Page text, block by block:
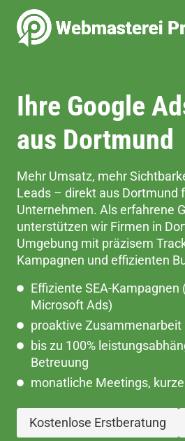
Inhalt
springen
Ihre Google
aus Dortmund
Mehr Umsatz, mehr
Leads – direkt aus Dortmund
Unternehmen. Als erfahrene
unterstützen wir Firmen in
Umgebung mit präzisem
Kampagnen und effizienten
Effiziente SEA-Kampagnen
Microsoft Ads)
proaktive Zusammenarbeit
bis zu 100%
Betreuung
monatliche Meetings,
Kostenlose Erstberatung